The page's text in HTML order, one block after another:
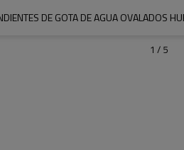
DE GOTA DE AGUA OVALADOS
1 / 5